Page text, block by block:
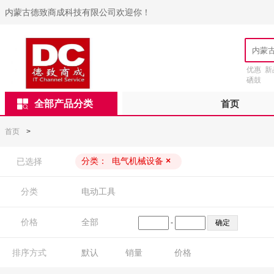
内蒙古德致商成科技有限公司欢迎你！
优惠 新
硒鼓
全部产品分类 首页
首页 >
已选择 分类： 电气机械设备 ×
分类 电动工具
价格 全部 -
排序方式 默认 销量 价格